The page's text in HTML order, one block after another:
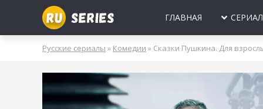
ГЛАВНАЯ
2025 2024 2023 2022 2021 2020
РОССИЯ УКРАИНА
МОЛОДЕЖНЫЕ
НОВОГОДНИЕ
Русские сериалы » Комедии » Сказки Пушкина. Для